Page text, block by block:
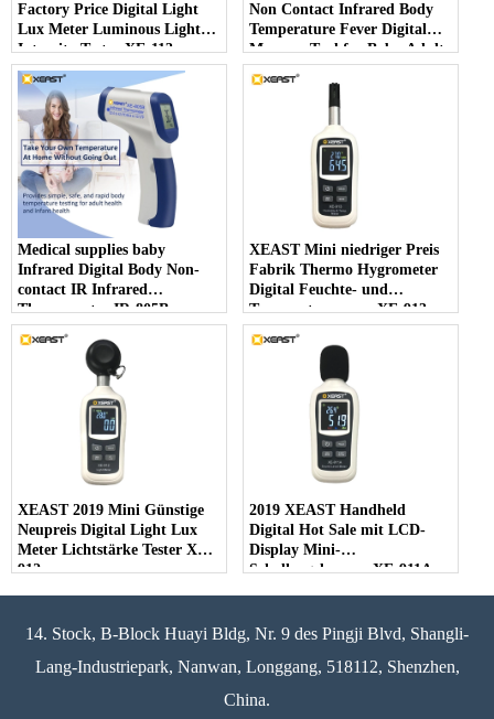
Factory Price Digital Light
Lux Meter Luminous Light
Intensity Tester XE-113
Non Contact Infrared Body
Temperature Fever Digital
Measure Tool for Baby Adult
IR-805
Medical supplies baby
Infrared Digital Body Non-
contact IR Infrared
Thermometer IR-805B
XEAST Mini niedriger Preis
Fabrik Thermo Hygrometer
Digital Feuchte- und
Temperaturmesser XE-913
XEAST 2019 Mini Günstige
Neupreis Digital Light Lux
Meter Lichtstärke Tester XE-
912
2019 XEAST Handheld
Digital Hot Sale mit LCD-
Display Mini-
Schallpegelmesser XE-911A
14. Stock, B-Block Huayi Bldg, Nr. 9 des Pingji Blvd, Shangli-
Lang-Industriepark, Nanwan, Longgang, 518112, Shenzhen,
China.